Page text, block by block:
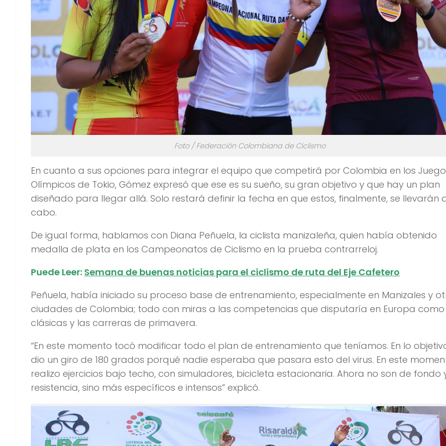
Foto / Federación Colombiana de Ciclismo
En cuanto a sus opciones para integrar el equipo que competirá por Colombia en los
Olímpicos de Tokio, Gómez expresó que ese es su sueño, su gran objetivo y que hay un plan
diseñado para llegar allá. Solo restará definir la fecha en que estos, finalmente, se llevarán
cabo.
De igual forma, hablamos con Diana Peñuela, la ciclista manizaleña, quien había obtenido
medalla de plata en los Campeonatos de Ciclismo en la prueba contrarreloj.
Puede Leer: Semana de buenas noticias para el ciclismo de ruta del Eje Cafetero
Peñuela, había iniciado su proceso base de entrenamiento, especialmente en Manizales y
ciudades de Colombia; todo con miras a las competencias que disputaría en Europa
clásicas y las carreras de primavera.
“En este momento tocó modificar todo el plan de entrenamiento que teníamos. En lo
dio un giro de 180 grados porqué nadie esperaba que pasara esto del virus. En este
realizo ejercicios bajo techo, con simuladores, bicicleta estacionaria. Ahora no son de fondo
resistencia, sino más específicos e intensos” explicó.